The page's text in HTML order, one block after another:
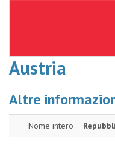
Austria
Altre
Nome intero